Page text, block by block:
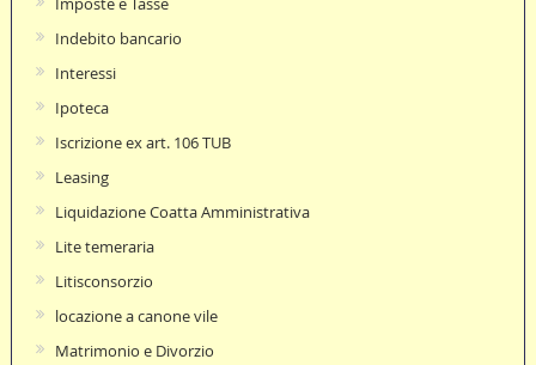
Indebito bancario
Interessi
Ipoteca
Iscrizione ex art. 106 TUB
Leasing
Liquidazione Coatta Amministrativa
Lite temeraria
Litisconsorzio
locazione a canone vile
Matrimonio e Divorzio